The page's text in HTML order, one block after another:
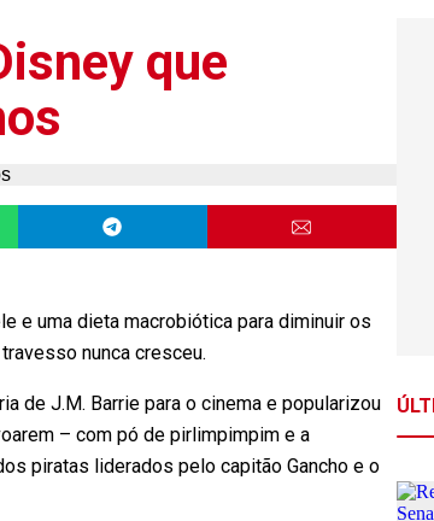
que
e uma dieta macrobiótica para diminuir os
nunca cresceu.
de J.M. Barrie para o cinema e popularizou
– com pó de pirlimpimpim e a
piratas liderados pelo capitão Gancho e o